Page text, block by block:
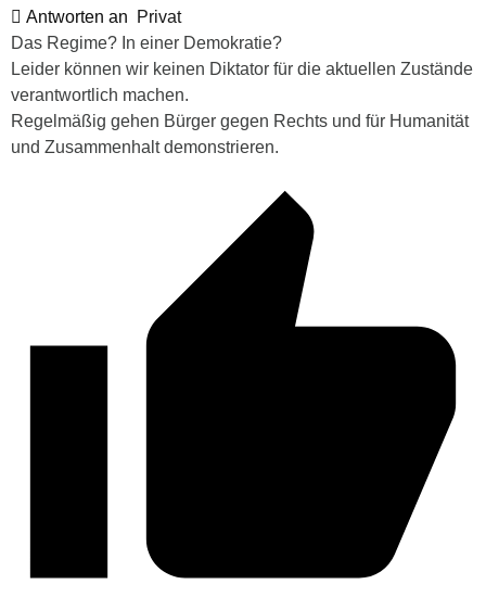
Antworten an
Privat
Das Regime? In einer Demokratie?
Leider können wir keinen Diktator für die aktuellen Zustände
verantwortlich machen.
Regelmäßig gehen Bürger gegen Rechts und für Humanität
und Zusammenhalt demonstrieren.